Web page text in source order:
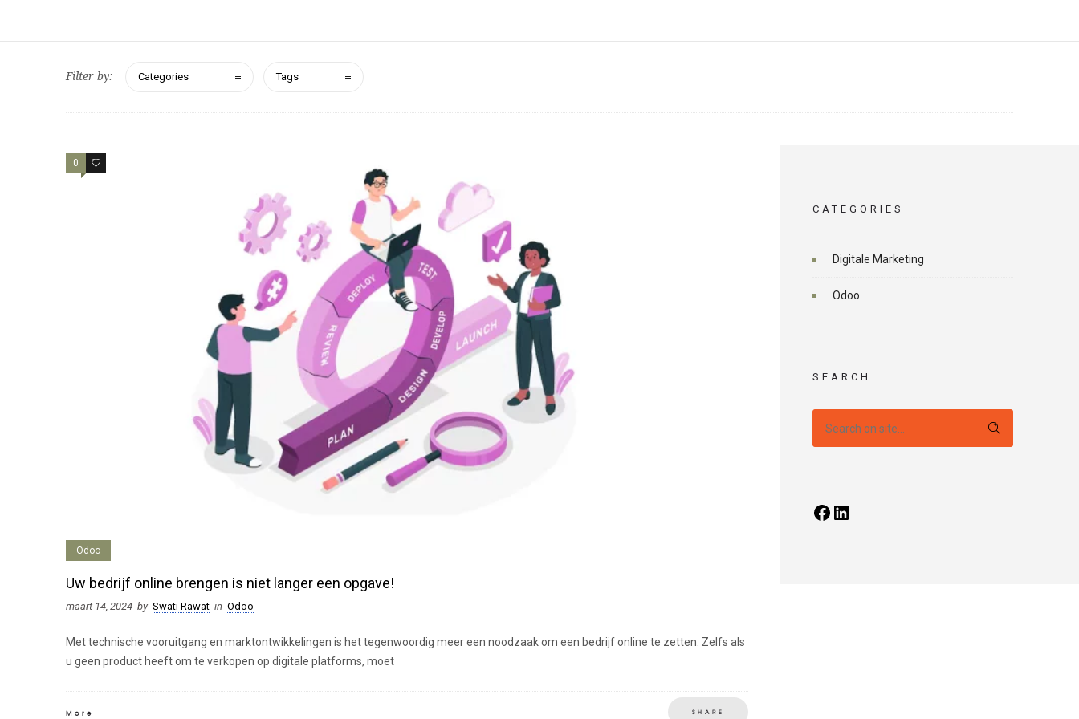
Filter by: Categories Tags
0 0
Odoo
Uw bedrijf online brengen is niet langer een opgave!
maart 14, 2024 by Swati Rawat in Odoo
Met technische vooruitgang en marktontwikkelingen is het tegenwoordig meer een noodzaak om een bedrijf online te zetten. Zelfs als
u geen product heeft om te verkopen op digitale platforms, moet
More SHARE
CATEGORIES
Digitale Marketing
Odoo
SEARCH